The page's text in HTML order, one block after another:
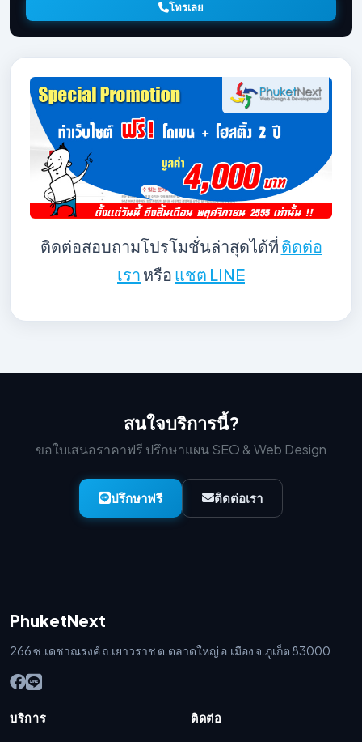
โทรเลย
ติดต่อสอบถามโปรโมชั่นล่าสุดได้ที่ ติดต่อ
เรา หรือ แชต LINE
สนใจบริการนี้?
ขอใบเสนอราคาฟรี ปรึกษาแผน SEO & Web Design
ปรึกษาฟรี ติดต่อเรา
PhuketNext
266 ซ.เดชาณรงค์ ถ.เยาวราช ต.ตลาดใหญ่ อ.เมือง จ.ภูเก็ต 83000
บริการ ติดต่อ